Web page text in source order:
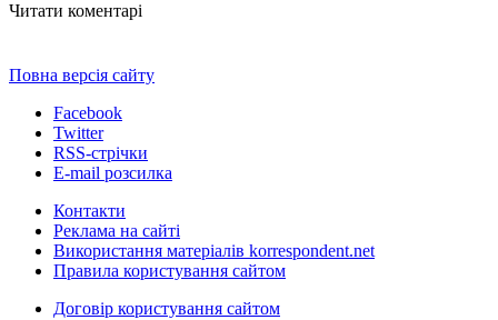
Читати коментарі
Повна версія сайту
Facebook
Twitter
RSS-стрічки
E-mail розсилка
Контакти
Реклама на сайті
Використання матеріалів korrespondent.net
Правила користування сайтом
Договір користування сайтом